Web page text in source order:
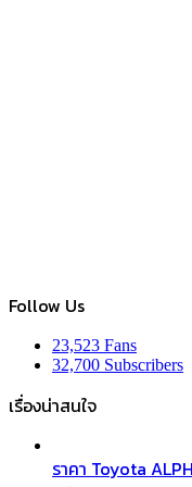
Follow Us
23,523 Fans
32,700 Subscribers
เรื่องน่าสนใจ
ราคา Toyota